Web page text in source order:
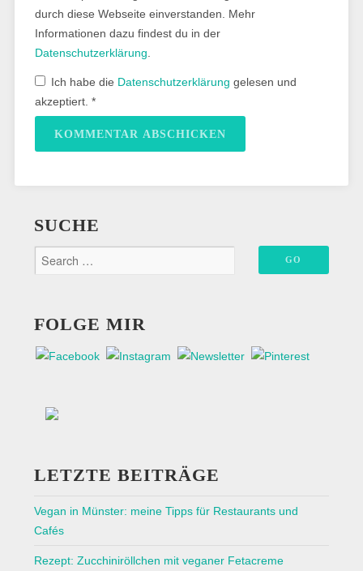
durch diese Webseite einverstanden. Mehr
Informationen dazu findest du in der
Datenschutzerklärung
Ich habe die Datenschutzerklärung gelesen und
akzeptiert. *
SUCHE
FOLGE MIR
LETZTE BEITRÄGE
Vegan in Münster: meine Tipps für Restaurants und
Cafés
Rezept: Zucchiniröllchen mit veganer Fetacreme